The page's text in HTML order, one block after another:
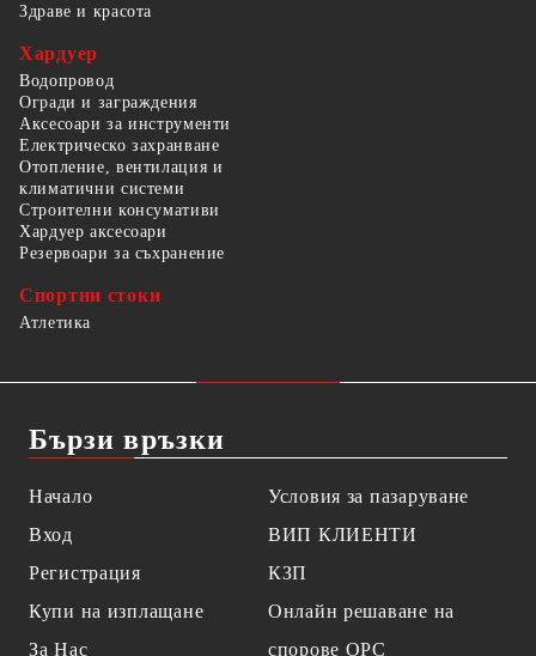
Здраве и красота
Хардуер
Водопровод
Огради и заграждения
Аксесоари за инструменти
Електрическо захранване
Отопление, вентилация и
климатични системи
Строителни консумативи
Хардуер аксесоари
Резервоари за съхранение
Спортни стоки
Атлетика
Бързи връзки
Начало
Вход
Регистрация
Купи на изплащане
За Нас
Условия за пазаруване
ВИП КЛИЕНТИ
КЗП
Онлайн решаване на
спорове OPC